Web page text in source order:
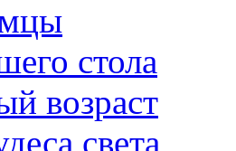
стола
возраст
света